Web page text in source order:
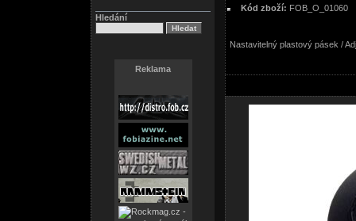
Hledání
Reklama
Kód zboží: FOB_O_01060
Nastavitelný plastový pásek /